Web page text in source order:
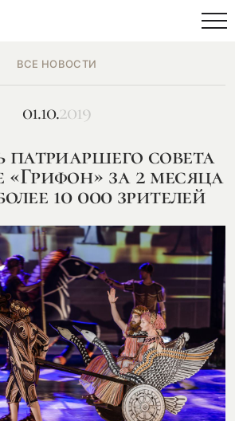
ВСЕ НОВОСТИ
01.10.2019
патриаршего совета
«Грифон» за 2 месяца
10 000 зрителей